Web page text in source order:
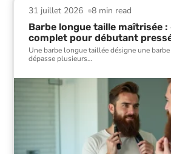
8 min read
31 juillet 2026
Barbe longue taille maîtrisée :
complet pour débutant
Une barbe longue taillée désigne une
dépasse plusieurs…